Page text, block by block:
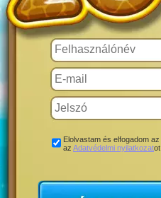
Elolvastam és elfogadom az
az Adatvédelmi nyilatkozatot.